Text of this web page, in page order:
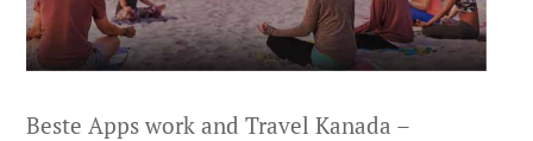
Beste Apps work and Travel Kanada –